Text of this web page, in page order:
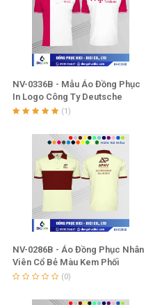
NV-0336B - Mẫu Áo Đồng Phục
In Logo Công Ty Deutsche
Telekom
(1)
NV-0286B - Áo Đồng Phục Nhân
Viên Cổ Bẻ Màu Kem Phối
Ngang Thân Đỏ Đậm Đẹp
(0)